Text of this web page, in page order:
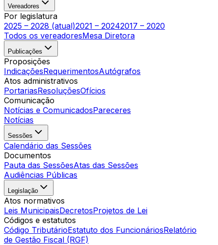
Vereadores
Por legislatura
2025 – 2028 (atual)2021 – 20242017 – 2020
Todos os vereadoresMesa Diretora
Publicações
Proposições
IndicaçõesRequerimentosAutógrafos
Atos administrativos
PortariasResoluçõesOfícios
Comunicação
Notícias e ComunicadosPareceres
Notícias
Sessões
Calendário das Sessões
Documentos
Pauta das SessõesAtas das Sessões
Audiências Públicas
Legislação
Atos normativos
Leis MunicipaisDecretosProjetos de Lei
Códigos e estatutos
Código TributárioEstatuto dos FuncionáriosRelatório
de Gestão Fiscal (RGF)